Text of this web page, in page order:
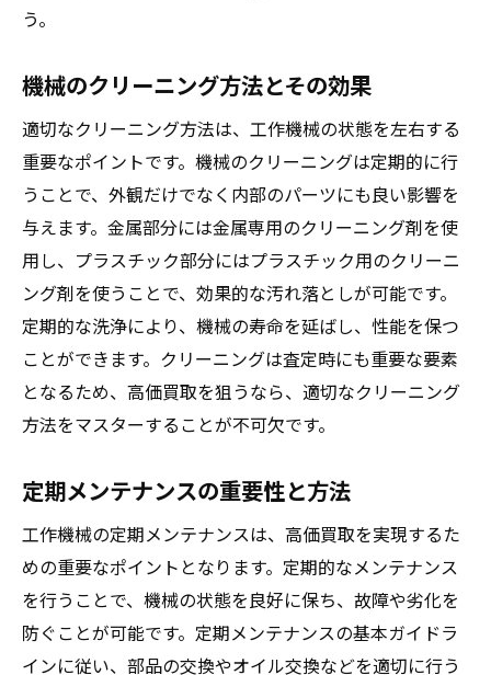
に
信頼できる業者を見つける方法
業者の実績と信頼度の確認方法
買取価格比較の重要性
買取契約の際に注意すべき点
業者評価のポイントとその見極め方
トラブルを避けるための契約確認ポイント
高価買取を実現する機械のメンテナンスポイン
ト
高価買取のためのメンテナンス必須項目
プロが教えるメンテナンスの秘訣
機械のパフォーマンスを保つ方法
部品交換のタイミングと注意点
メンテナンス履歴の活用方法
う。
機械のクリーニング方法とその効果
適切なクリーニング方法は、工作機械の状態を左右する
重要なポイントです。機械のクリーニングは定期的に行
うことで、外観だけでなく内部のパーツにも良い影響を
与えます。金属部分には金属専用のクリーニング剤を使
用し、プラスチック部分にはプラスチック用のクリーニ
ング剤を使うことで、効果的な汚れ落としが可能です。
定期的な洗浄により、機械の寿命を延ばし、性能を保つ
ことができます。クリーニングは査定時にも重要な要素
となるため、高価買取を狙うなら、適切なクリーニング
方法をマスターすることが不可欠です。
定期メンテナンスの重要性と方法
工作機械の定期メンテナンスは、高価買取を実現するた
めの重要なポイントとなります。定期的なメンテナンス
を行うことで、機械の状態を良好に保ち、故障や劣化を
防ぐことが可能です。定期メンテナンスの基本ガイドラ
インに従い、部品の交換やオイル交換などを適切に行う